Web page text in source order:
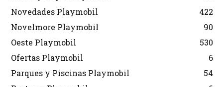
Novedades Playmobil
422
Novelmore Playmobil
90
Oeste Playmobil
530
Ofertas Playmobil
6
Parques y Piscinas Playmobil
54